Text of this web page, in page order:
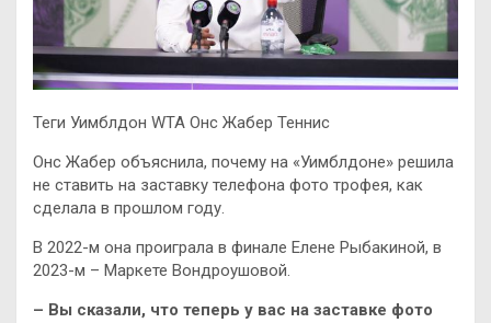
Теги Уимблдон WTA Онс Жабер Теннис
Онс Жабер объяснила, почему на «Уимблдоне» решила
не ставить на заставку телефона фото трофея, как
сделала в прошлом году.
В 2022-м она проиграла в финале Елене Рыбакиной, в
2023-м – Маркете Вондроушовой.
– Вы сказали, что теперь у вас на заставке фото